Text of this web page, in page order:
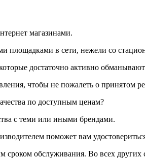
магазинами.
площадками в сети, нежели со
достаточно активно
чтобы не пожалеть о принятом
по доступным ценам?
с теми или иными брендами.
поможет вам
обслуживания. Во всех других